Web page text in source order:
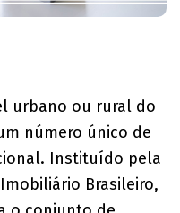
urbano ou rural do
número único de
Instituído pela
Brasileiro,